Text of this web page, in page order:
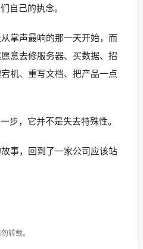
自己的执念。
掌声最响的那一天开始，而
意去修服务器、买数据、招
机、重写文档、把产品一点
步，它并不是失去特殊性。
事，回到了一家公司应该站
转载。